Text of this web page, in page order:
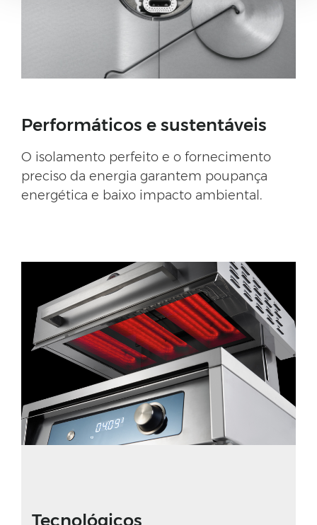
Performáticos e sustentáveis
O isolamento perfeito e o fornecimento
preciso da energia garantem poupança
energética e baixo impacto ambiental.
Tecnológicos